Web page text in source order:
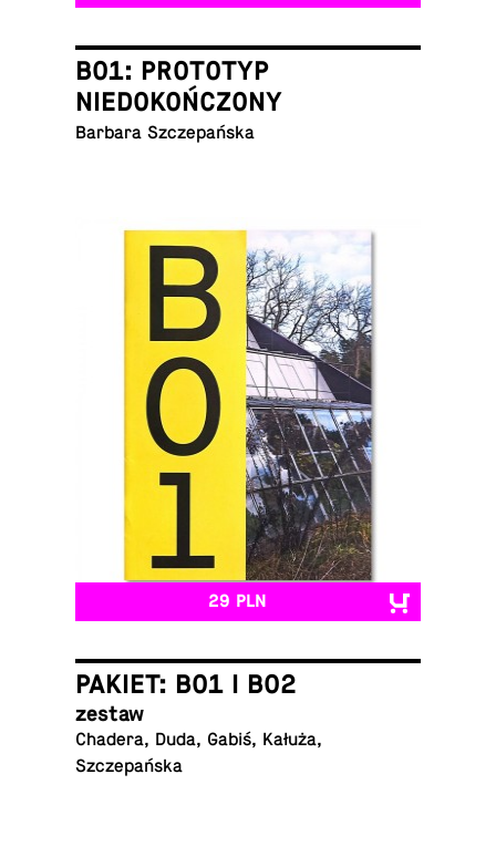
B01: PROTOTYP
NIEDOKOŃCZONY
Barbara Szczepańska
29 PLN
PAKIET: B01 I B02
zestaw
Chadera, Duda, Gabiś, Kałuża,
Szczepańska